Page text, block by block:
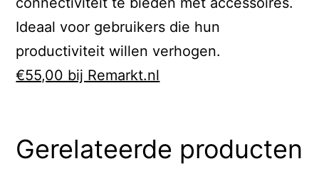
Ideaal voor gebruikers die hun
productiviteit willen verhogen.
€55,00 bij Remarkt.nl
Gerelateerde producten